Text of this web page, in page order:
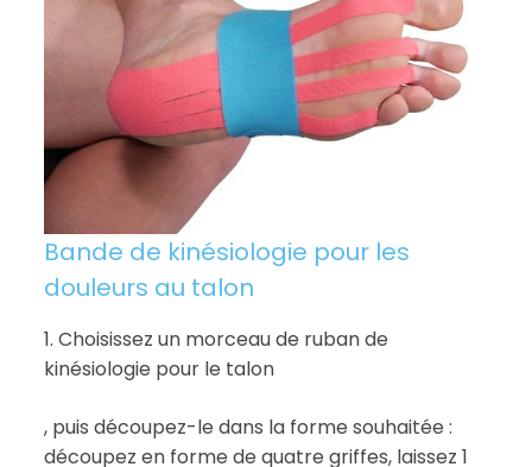
Bande de kinésiologie pour les
douleurs au talon
1. Choisissez un morceau de ruban de
kinésiologie pour le talon
, puis découpez-le dans la forme souhaitée :
découpez en forme de quatre griffes, laissez 1